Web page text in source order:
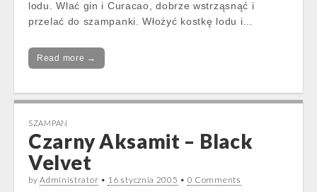
lodu. Wlać gin i Curacao, dobrze wstrząsnąć i
przelać do szampanki. Włożyć kostkę lodu i…
Read more →
SZAMPAN
Czarny Aksamit – Black
Velvet
byAdministrator • 16 stycznia 2005 • 0 Comments